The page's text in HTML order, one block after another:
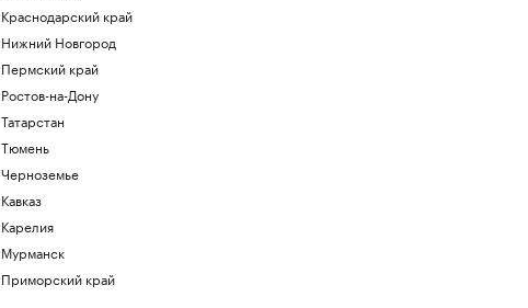
Краснодарский край
Нижний Новгород
Пермский край
Ростов-на-Дону
Татарстан
Тюмень
Черноземье
Кавказ
Карелия
Мурманск
Приморский край